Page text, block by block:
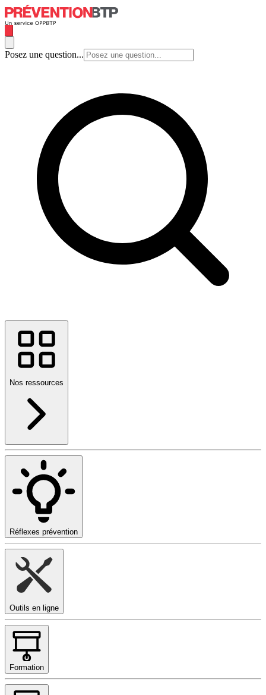
Posez une question...
Nos ressources
Réflexes prévention
Outils en ligne
Formation